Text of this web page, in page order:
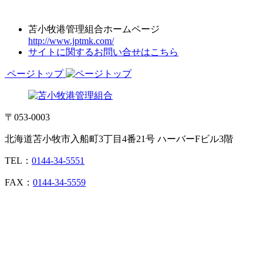
苫小牧港管理組合ホームページ
http://www.jptmk.com/
サイトに関するお問い合せはこちら
ページトップ
〒053-0003
北海道苫小牧市入船町3丁目4番21号 ハーバーFビル3階
TEL： 0144-34-5551
FAX： 0144-34-5559